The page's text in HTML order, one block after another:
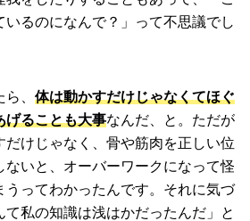
いるのになんで？」って不思議でし
、 体は動かすだけじゃなくてほぐ
げることも大事なんだ、と。ただが
だけじゃなく、骨や筋肉を正しい位
ないと、オーバーワークになって怪
うってわかったんです。それに気づ
て私の知識は浅はかだったんだ」と